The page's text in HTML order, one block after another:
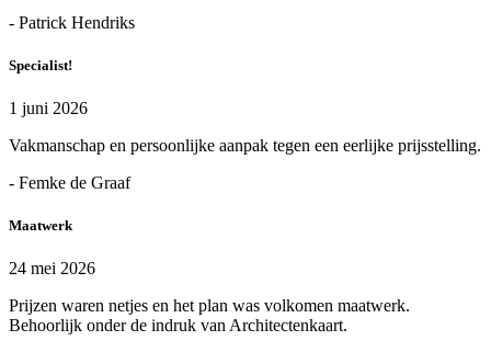
- Patrick Hendriks
Specialist!
1 juni 2026
Vakmanschap en persoonlijke aanpak tegen een eerlijke prijsstelling.
- Femke de Graaf
Maatwerk
24 mei 2026
Prijzen waren netjes en het plan was volkomen maatwerk.
Behoorlijk onder de indruk van Architectenkaart.